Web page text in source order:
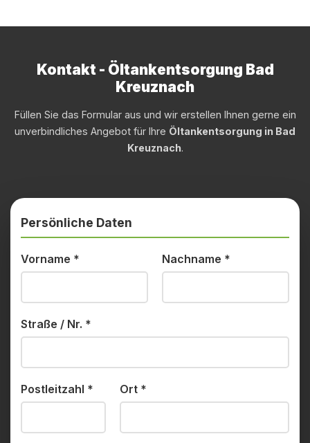
Kontakt - Öltankentsorgung Bad
Kreuznach
Füllen Sie das Formular aus und wir erstellen Ihnen gerne ein
unverbindliches Angebot für Ihre Öltankentsorgung in Bad
Kreuznach.
Persönliche Daten
Vorname * Nachname *
Straße / Nr. *
Postleitzahl * Ort *